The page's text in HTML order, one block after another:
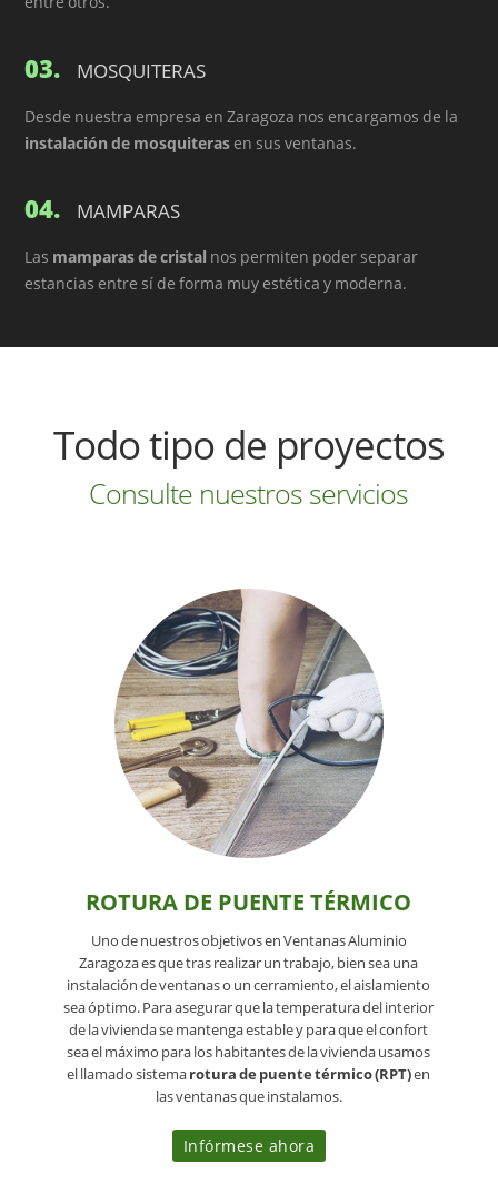
03. MOSQUITERAS
Desde nuestra empresa en Zaragoza nos encargamos de la
instalación de mosquiteras en sus ventanas.
04. MAMPARAS
Las mamparas de cristal nos permiten poder separar
estancias entre sí de forma muy estética y moderna.
Todo tipo de proyectos
Consulte nuestros servicios
ROTURA DE PUENTE TÉRMICO
Uno de nuestros objetivos en Ventanas Aluminio
Zaragoza es que tras realizar un trabajo, bien sea una
instalación de ventanas o un cerramiento, el aislamiento
sea óptimo. Para asegurar que la temperatura del interior
de la vivienda se mantenga estable y para que el confort
sea el máximo para los habitantes de la vivienda usamos
el llamado sistemarotura de puente térmico (RPT)en
las ventanas que instalamos.
Infórmese ahora